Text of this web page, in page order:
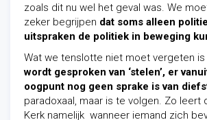
zoals dit nu wel het geval was. We
zeker begrijpen dat soms alleen
uitspraken de politiek in beweging
Wat we tenslotte niet moet vergeten is
wordt gesproken van ‘stelen’, er
oogpunt nog geen sprake is van
paradoxaal, maar is te volgen. Zo leert
Kerk namelijk wanneer iemand zich